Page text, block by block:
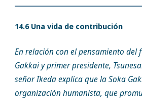
14.6 Una vida de contribución
En relación con el pensamiento del
Gakkai y primer presidente,
señor Ikeda explica que la Soka
organización humanista, que